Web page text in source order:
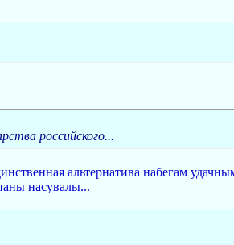
российского...
альтернатива набегам
насувалы...